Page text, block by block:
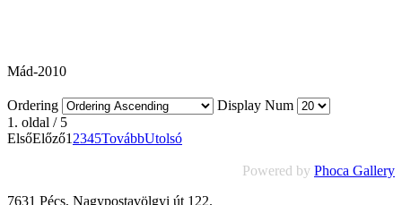
Mád-2010
Ordering
Display Num
1. oldal / 5
ElsőElőző1 2345TovábbUtolsó
Powered by Phoca Gallery
7631 Pécs, Nagypostavölgyi út 122.